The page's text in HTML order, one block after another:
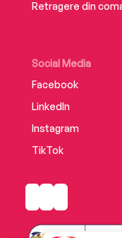
Retragere din
Social Media
Facebook
LinkedIn
Instagram
TikTok